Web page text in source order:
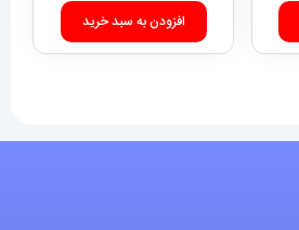
افزودن به سبد خرید